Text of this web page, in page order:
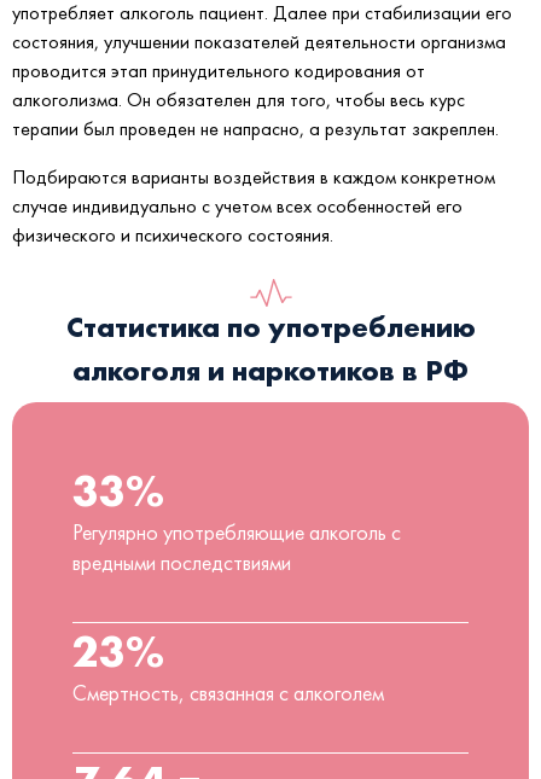
употребляет алкоголь пациент. Далее при стабилизации его
состояния, улучшении показателей деятельности организма
проводится этап принудительного кодирования от
алкоголизма. Он обязателен для того, чтобы весь курс
терапии был проведен не напрасно, а результат закреплен.
Подбираются варианты воздействия в каждом конкретном
случае индивидуально с учетом всех особенностей его
физического и психического состояния.
Статистика по употреблению
алкоголя и наркотиков в РФ
33%
Регулярно употребляющие алкоголь с
вредными последствиями
23%
Смертность, связанная с алкоголем